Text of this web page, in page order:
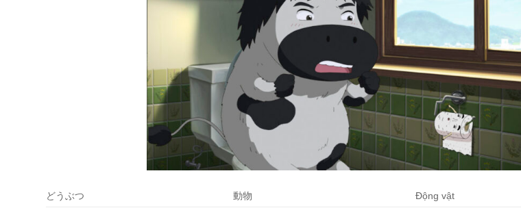
どうぶつ 動物 Động vật